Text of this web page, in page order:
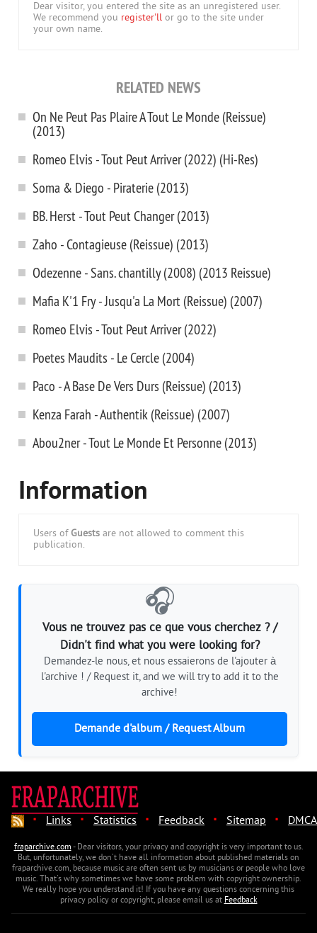
Dear visitor, you entered the site as an unregistered user.
We recommend you register'll or go to the site under
your own name.
RELATED NEWS
On Ne Peut Pas Plaire A Tout Le Monde (Reissue)
(2013)
Romeo Elvis - Tout Peut Arriver (2022) (Hi-Res)
Soma & Diego - Piraterie (2013)
BB. Herst - Tout Peut Changer (2013)
Zaho - Contagieuse (Reissue) (2013)
Odezenne - Sans. chantilly (2008) (2013 Reissue)
Mafia K'1 Fry - Jusqu'a La Mort (Reissue) (2007)
Romeo Elvis - Tout Peut Arriver (2022)
Poetes Maudits - Le Cercle (2004)
Paco - A Base De Vers Durs (Reissue) (2013)
Kenza Farah - Authentik (Reissue) (2007)
Abou2ner - Tout Le Monde Et Personne (2013)
Information
Users of Guests are not allowed to comment this
publication.
🎧
Vous ne trouvez pas ce que vous cherchez ? /
Didn't find what you were looking for?
Demandez-le nous, et nous essaierons de l'ajouter à
l'archive ! / Request it, and we will try to add it to the
archive!
Demande d'album / Request Album
· Links · Statistics · Feedback · Sitemap · DMCA
fraparchive.com- Dear visitors, your privacy and copyright is very important to us.
But, unfortunately, we don't have all information about published materials on
fraparchive.com, because music are often sent us by musicians or people who love
music. That's why sometimes we have some problem with copyright ownership.
We really hope you understand it! If you have any questions concerning this
privacy policy or copyright, please email us atFeedback